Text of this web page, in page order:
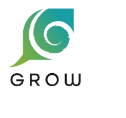
Zum
springen